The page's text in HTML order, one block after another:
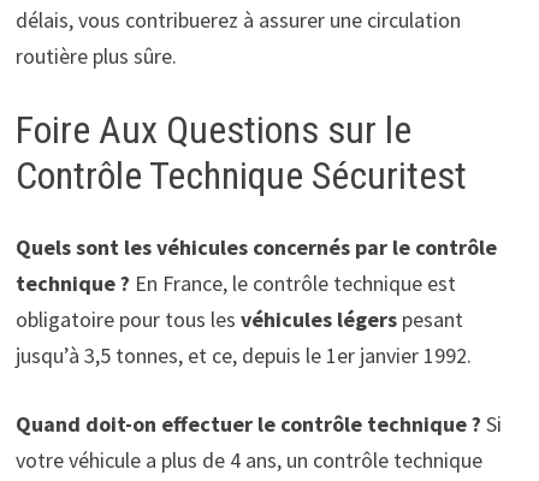
délais, vous contribuerez à assurer une circulation
routière plus sûre.
Foire Aux Questions sur le
Contrôle Technique Sécuritest
Quels sont les véhicules concernés par le contrôle
technique ? En France, le contrôle technique est
obligatoire pour tous les véhicules légerspesant
jusqu’à 3,5 tonnes, et ce, depuis le 1er janvier 1992.
Quand doit-on effectuer le contrôle technique ? Si
votre véhicule a plus de 4 ans, un contrôle technique